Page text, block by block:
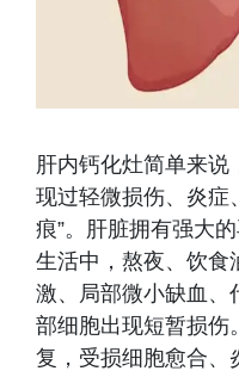
肝内钙化灶简单来说
现过轻微损伤、炎症
痕”。肝脏拥有强大
生活中，熬夜、饮食
激、局部微小缺血、
部细胞出现短暂损伤
复，受损细胞愈合、